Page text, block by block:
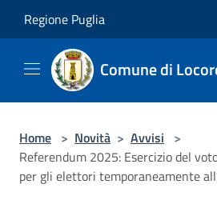
Regione Puglia
Comune di
Home > Novità > Avvisi >
Referendum 2025: Esercizio del
per gli elettori temporaneamente